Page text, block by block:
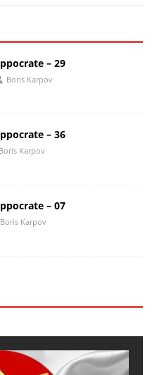
– 29
Boris Karpov
– 36
Boris Karpov
– 07
Boris Karpov